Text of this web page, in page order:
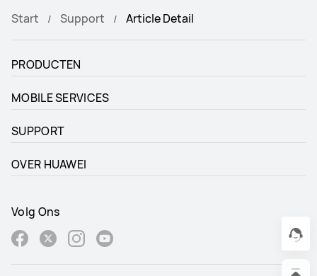
Start Support Article Detail
PRODUCTEN
MOBILE SERVICES
SUPPORT
OVER HUAWEI
Volg Ons